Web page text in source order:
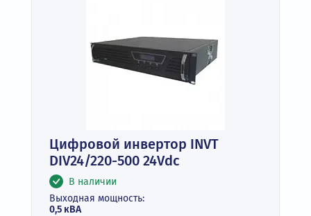
Цифровой инвертор INVT
DIV24/220-500 24Vdc
В наличии
Выходная мощность:
0,5 кВА